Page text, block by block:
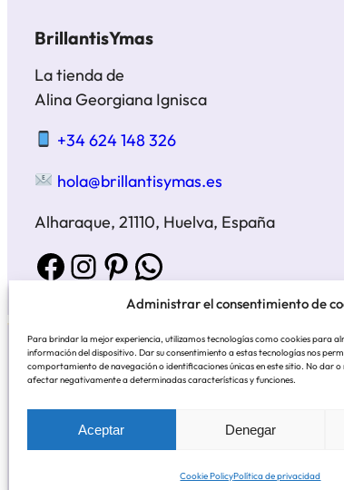
Administrar el consentimiento de
Para brindar la mejor experiencia, utilizamos tecnologías como cookies para
información del dispositivo. Dar su consentimiento a estas tecnologías nos
comportamiento de navegación o identificaciones únicas en este sitio. No dar
afectar negativamente a determinadas características y funciones.
Aceptar Denegar
Cookie PolicyPolítica de privacidad
BrillantisYmas
La tienda de
Alina Georgiana Ignisca
+34 624 148 326
hola@brillantisymas.es
Alharaque, 21110, Huelva, España
Facebook Instagram Pinterest WhatsApp